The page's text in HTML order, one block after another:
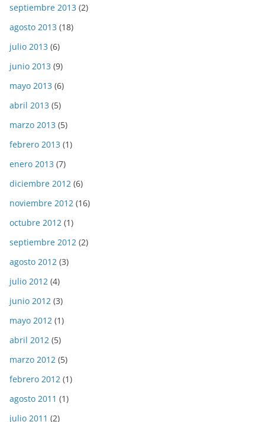
septiembre 2013 (2)
agosto 2013 (18)
julio 2013 (6)
junio 2013 (9)
mayo 2013 (6)
abril 2013 (5)
marzo 2013 (5)
febrero 2013 (1)
enero 2013 (7)
diciembre 2012 (6)
noviembre 2012 (16)
octubre 2012 (1)
septiembre 2012 (2)
agosto 2012 (3)
julio 2012 (4)
junio 2012 (3)
mayo 2012 (1)
abril 2012 (5)
marzo 2012 (5)
febrero 2012 (1)
agosto 2011 (1)
julio 2011 (2)